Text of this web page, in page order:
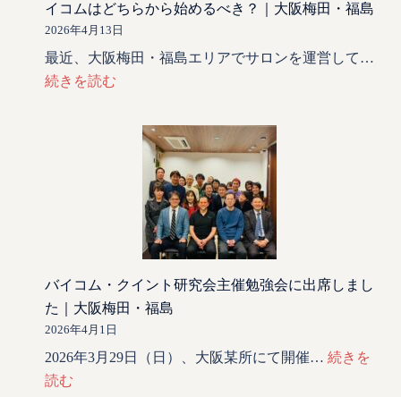
イコムはどちらから始めるべき？｜大阪梅田・福島
2026年4月13日
最近、大阪梅田・福島エリアでサロンを運営して…
続きを読む
バイコム・クイント研究会主催勉強会に出席しまし
た｜大阪梅田・福島
2026年4月1日
2026年3月29日（日）、大阪某所にて開催… 続きを
読む